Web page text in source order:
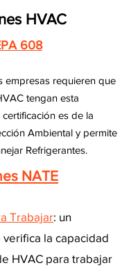
HVAC
608
empresas requieren que
tengan esta
es de la
Ambiental y permite
Refrigerantes.
NATE
Trabajar: un
la capacidad
HVAC para trabajar